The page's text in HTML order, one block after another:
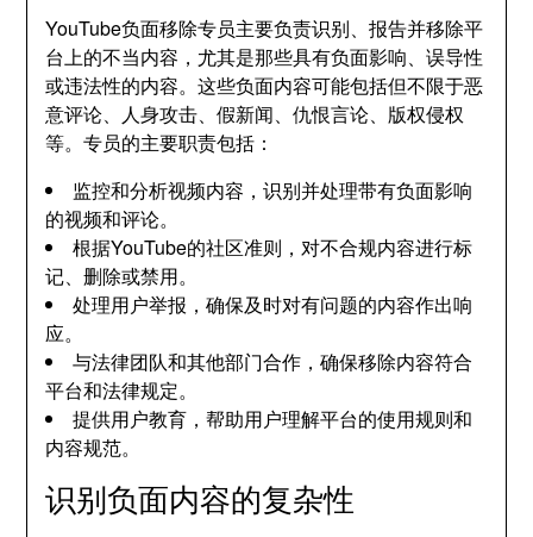
YouTube负面移除专员主要负责识别、报告并移除平
台上的不当内容，尤其是那些具有负面影响、误导性
或违法性的内容。这些负面内容可能包括但不限于恶
意评论、人身攻击、假新闻、仇恨言论、版权侵权
等。专员的主要职责包括：
监控和分析视频内容，识别并处理带有负面影响
的视频和评论。
根据YouTube的社区准则，对不合规内容进行标
记、删除或禁用。
处理用户举报，确保及时对有问题的内容作出响
应。
与法律团队和其他部门合作，确保移除内容符合
平台和法律规定。
提供用户教育，帮助用户理解平台的使用规则和
内容规范。
识别负面内容的复杂性